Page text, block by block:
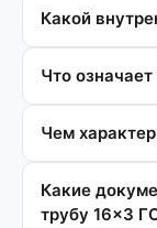
Какой
Что
Чем
Какие
трубу 16×3